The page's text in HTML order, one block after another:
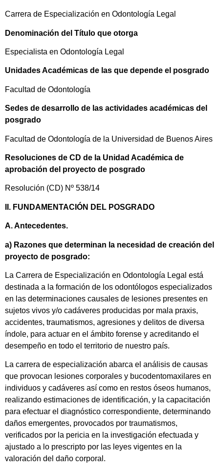
Carrera de Especialización en Odontología Legal
Denominación del Título que otorga
Especialista en Odontología Legal
Unidades Académicas de las que depende el posgrado
Facultad de Odontología
Sedes de desarrollo de las actividades académicas del
posgrado
Facultad de Odontología de la Universidad de Buenos Aires
Resoluciones de CD de la Unidad Académica de
aprobación del proyecto de posgrado
Resolución (CD) Nº 538/14
II. FUNDAMENTACIÓN DEL POSGRADO
A. Antecedentes.
a) Razones que determinan la necesidad de creación del
proyecto de posgrado:
La Carrera de Especialización en Odontología Legal está
destinada a la formación de los odontólogos especializados
en las determinaciones causales de lesiones presentes en
sujetos vivos y/o cadáveres producidas por mala praxis,
accidentes, traumatismos, agresiones y delitos de diversa
índole, para actuar en el ámbito forense y acreditando el
desempeño en todo el territorio de nuestro país.
La carrera de especialización abarca el análisis de causas
que provocan lesiones corporales y bucodentomaxilares en
individuos y cadáveres así como en restos óseos humanos,
realizando estimaciones de identificación, y la capacitación
para efectuar el diagnóstico correspondiente, determinando
daños emergentes, provocados por traumatismos,
verificados por la pericia en la investigación efectuada y
ajustado a lo prescripto por las leyes vigentes en la
valoración del daño corporal.